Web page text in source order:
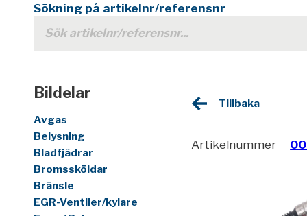
Sökning på artikelnr/referensnr
Bildelar
Avgas
Belysning
Bladfjädrar
Bromssköldar
Bränsle
EGR-Ventiler/kylare
Tillbaka
Artikelnummer